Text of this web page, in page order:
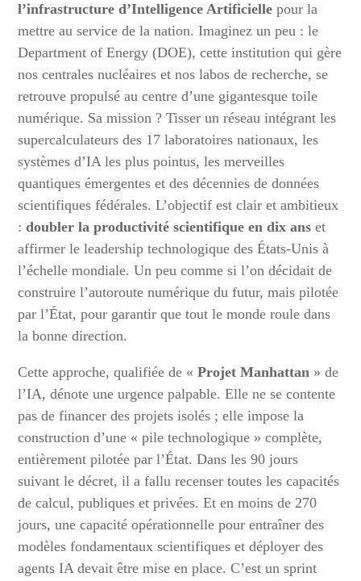
l’infrastructure d’Intelligence Artificielle pour la
mettre au service de la nation. Imaginez un peu : le
Department of Energy (DOE), cette institution qui gère
nos centrales nucléaires et nos labos de recherche, se
retrouve propulsé au centre d’une gigantesque toile
numérique. Sa mission ? Tisser un réseau intégrant les
supercalculateurs des 17 laboratoires nationaux, les
systèmes d’IA les plus pointus, les merveilles
quantiques émergentes et des décennies de données
scientifiques fédérales. L’objectif est clair et ambitieux
:doubler la productivité scientifique en dix ans et
affirmer le leadership technologique des États-Unis à
l’échelle mondiale. Un peu comme si l’on décidait de
construire l’autoroute numérique du futur, mais pilotée
par l’État, pour garantir que tout le monde roule dans
la bonne direction.
Cette approche, qualifiée de «Projet Manhattan » de
l’IA, dénote une urgence palpable. Elle ne se contente
pas de financer des projets isolés ; elle impose la
construction d’une « pile technologique » complète,
entièrement pilotée par l’État. Dans les 90 jours
suivant le décret, il a fallu recenser toutes les capacités
de calcul, publiques et privées. Et en moins de 270
jours, une capacité opérationnelle pour entraîner des
modèles fondamentaux scientifiques et déployer des
agents IA devait être mise en place. C’est un sprint